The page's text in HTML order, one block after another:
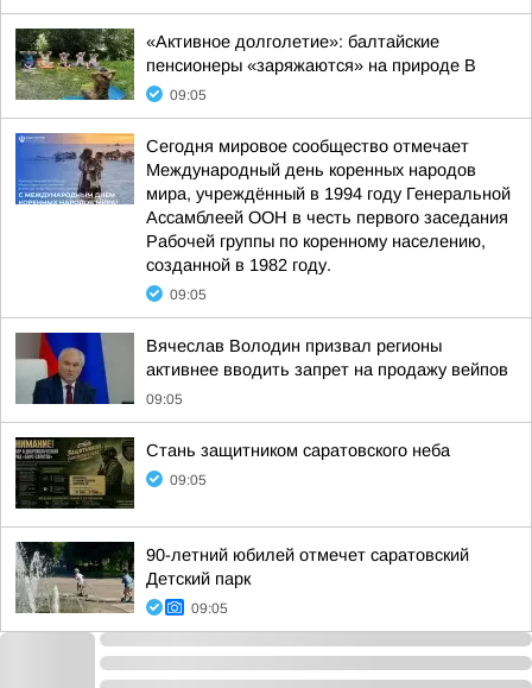
«Активное долголетие»: балтайские
пенсионеры «заряжаются» на природе В
09:05
Сегодня мировое сообщество отмечает
Международный день коренных народов
мира, учреждённый в 1994 году Генеральной
Ассамблеей ООН в честь первого заседания
Рабочей группы по коренному населению,
созданной в 1982 году.
09:05
Вячеслав Володин призвал регионы
активнее вводить запрет на продажу вейпов
09:05
Стань защитником саратовского неба
09:05
90-летний юбилей отмечет саратовский
Детский парк
09:05